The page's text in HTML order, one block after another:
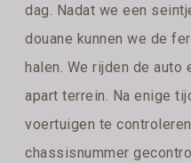
dag. Nadat we een
douane kunnen we de
halen. We rijden de auto
apart terrein. Na enige
voertuigen te
chassisnummer